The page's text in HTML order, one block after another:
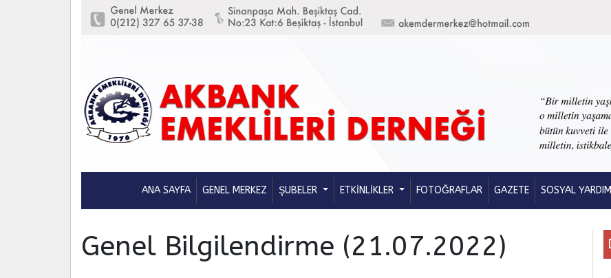
ANA SAYFA GENEL MERKEZ ŞUBELER ETKİNLİKLER FOTOĞRAFLAR GAZETE SOSYAL
Genel Bilgilendirme (21.07.2022)